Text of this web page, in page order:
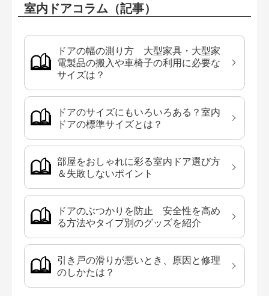
室内ドアコラム（記事）
ドアの幅の測り方 大型家具・大型家
電製品の搬入や車椅子の利用に必要な
サイズは？
ドアのサイズにもいろいろある？室内
ドアの標準サイズとは？
部屋をおしゃれに彩る室内ドア選び方
＆失敗しないポイント
ドアのぶつかりを防止 安全性を高め
る方法やタイプ別のグッズを紹介
引き戸の滑りが悪いとき、原因と修理
のしかたは？